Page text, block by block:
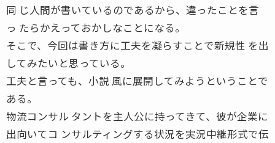
同 じ人間が書いているのであるから、違ったことを言
っ たらかえっておかしなことになる。
そこで、今回は書き方に工夫を凝らすことで新規性 を出
してみたいと思っている。
工夫と言っても、小説 風に展開してみようということで
ある。
物流コンサル タントを主人公に持ってきて、彼が企業に
出向いてコ ンサルティングする状況を実況中継形式で伝